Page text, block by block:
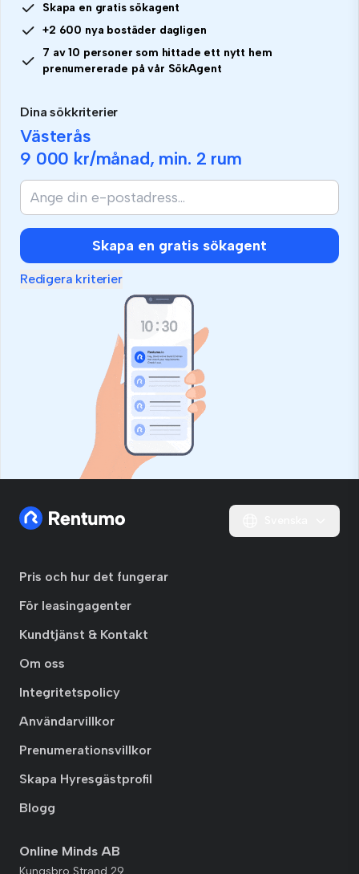
Skapa en gratis sökagent
+2 600 nya bostäder dagligen
7 av 10 personer som hittade ett nytt hem
prenumererade på vår SökAgent
Dina sökkriterier
Västerås
9 000 kr/månad, min. 2 rum
Skapa en gratis sökagent
Redigera kriterier
Pris och hur det fungerar
För leasingagenter
Kundtjänst & Kontakt
Om oss
Integritetspolicy
Användarvillkor
Prenumerationsvillkor
Skapa Hyresgästprofil
Blogg
Online Minds AB
Kungsbro Strand 29